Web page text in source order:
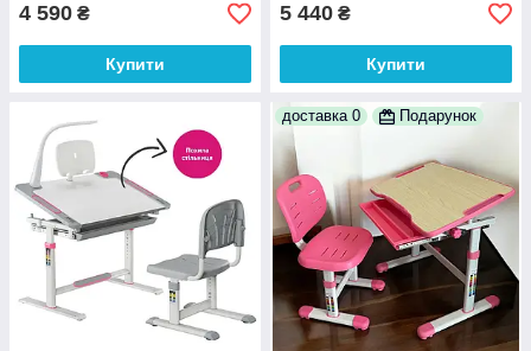
4 590 ₴
Купити
5 440 ₴
Купити
доставка 0 Подарунок